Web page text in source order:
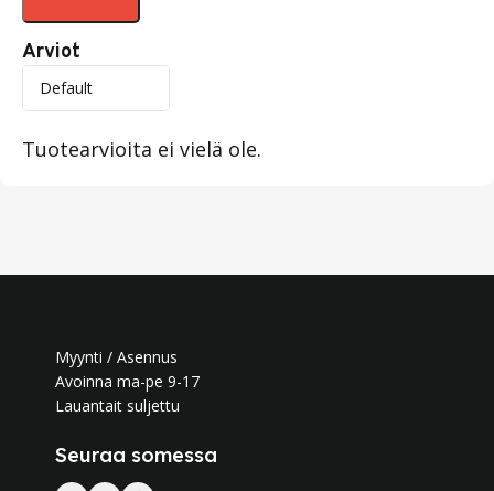
Arviot
Tuotearvioita ei vielä ole.
Myynti / Asennus
Avoinna ma-pe 9-17
Lauantait suljettu
Seuraa somessa